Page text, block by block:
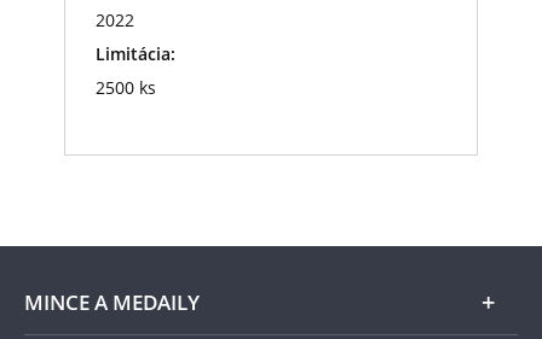
2022
Limitácia:
2500 ks
MINCE A MEDAILY